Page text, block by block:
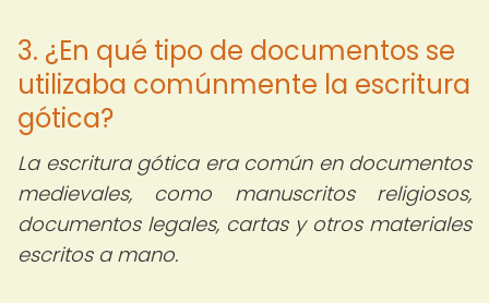
3. ¿En qué tipo de documentos se
utilizaba comúnmente la escritura
gótica?
La escritura gótica era común en documentos
medievales, como manuscritos religiosos,
documentos legales, cartas y otros materiales
escritos a mano.